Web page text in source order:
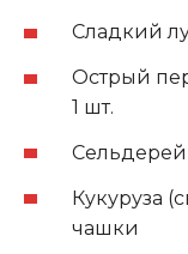
Сладкий
Острый
1 шт.
Сельдерей
Кукуруза
чашки